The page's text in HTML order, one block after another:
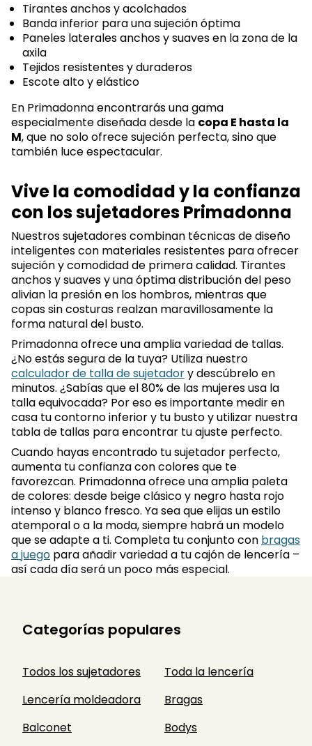
Tirantes anchos y acolchados
Banda inferior para una sujeción óptima
Paneles laterales anchos y suaves en la zona de la
axila
Tejidos resistentes y duraderos
Escote alto y elástico
En Primadonna encontrarás una gama
especialmente diseñada desde la copa E hasta la
M, que no solo ofrece sujeción perfecta, sino que
también luce espectacular.
Vive la comodidad y la confianza
con los sujetadores Primadonna
Nuestros sujetadores combinan técnicas de diseño
inteligentes con materiales resistentes para ofrecer
sujeción y comodidad de primera calidad. Tirantes
anchos y suaves y una óptima distribución del peso
alivian la presión en los hombros, mientras que
copas sin costuras realzan maravillosamente la
forma natural del busto.
Primadonna ofrece una amplia variedad de tallas.
¿No estás segura de la tuya? Utiliza nuestro
calculador de talla de sujetadory descúbrelo en
minutos. ¿Sabías que el 80% de las mujeres usa la
talla equivocada? Por eso es importante medir en
casa tu contorno inferior y tu busto y utilizar nuestra
tabla de tallas para encontrar tu ajuste perfecto.
Cuando hayas encontrado tu sujetador perfecto,
aumenta tu confianza con colores que te
favorezcan. Primadonna ofrece una amplia paleta
de colores: desde beige clásico y negro hasta rojo
intenso y blanco fresco. Ya sea que elijas un estilo
atemporal o a la moda, siempre habrá un modelo
que se adapte a ti. Completa tu conjunto con bragas
a juego para añadir variedad a tu cajón de lencería –
así cada día será un poco más especial.
Categorías populares
Todos los sujetadores
Toda la lencería
Lencería moldeadora
Bragas
Balconet
Bodys